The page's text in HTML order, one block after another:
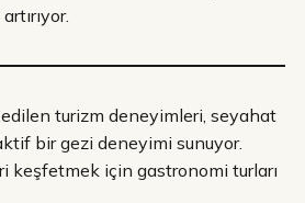
turizm deneyimleri, seyahat
bir gezi deneyimi sunuyor.
keşfetmek için gastronomi turları